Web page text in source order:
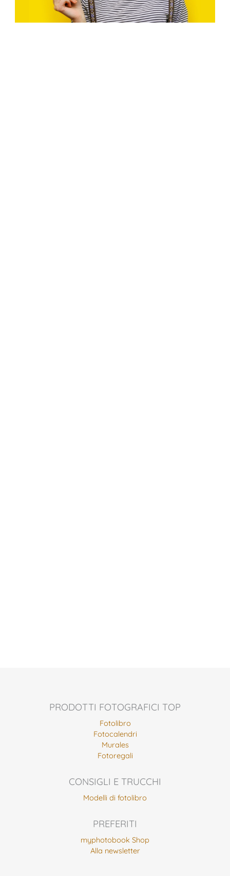
PRODOTTI FOTOGRAFICI TOP
Fotolibro
Fotocalendri
Murales
Fotoregali
CONSIGLI E TRUCCHI
Modelli di fotolibro
PREFERITI
myphotobook Shop
Alla newsletter